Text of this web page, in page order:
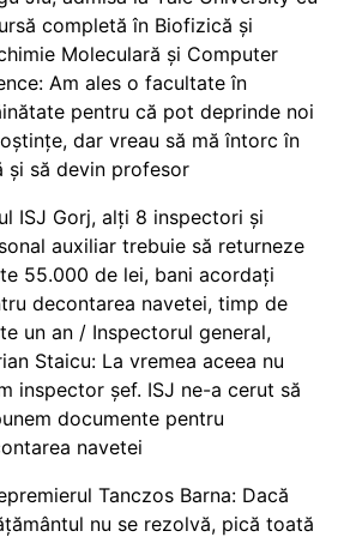
completă în Biofizică și
Moleculară și Computer
Am ales o facultate în
pentru că pot deprinde noi
dar vreau să mă întorc în
și să devin profesor
ISJ Gorj, alți 8 inspectori și
auxiliar trebuie să returneze
55.000 de lei, bani acordați
decontarea navetei, timp de
un an / Inspectorul general,
Staicu: La vremea aceea nu
inspector șef. ISJ ne-a cerut să
documente pentru
navetei
Tanczos Barna: Dacă
nu se rezolvă, pică toată